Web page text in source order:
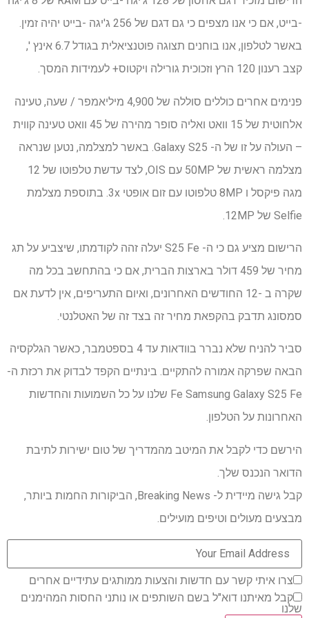
-בייט, אם כי אנו מצפים כי גם דגם של 256 ג'יגה -בייט יהיה זמין.
באשר לטלפון, אנו בוחנים תצוגה פוטנציאלית בגודל 6.7 אינץ ',
קצב רענון 120 הרץ וזכוכית גורילה ויקטוס+ לעמידות המסך.
פנימים אחרים כוללים סוללה של 4,900 מיליאמפר / שעה, טעינה
אלחוטית של 15 וואט ואליה סופר מהירה של 45 וואט טעינה קווית
– העולה על זו של ה- Galaxy S25. באשר למצלמה, נטען שנראה
מצלמה ראשית של 50MP עם OIS, לצד עדשת טלפוטו של 12
מגה פיקסל ו 8MP טלפוטו עם זום אופטי 3x. בתוספת מצלמת
Selfie של 12MP.
הרישום מציע גם כי ה- S25 Fe יעלה זהה לקודמתו, שיצביע על תג
מחיר של 459 דולר בארצות הברית, אם כי בהתחשב בכל מה
שקרה ב -12 החודשים האחרונים, ואיום התעריפים, אין לדעת אם
סמסונג תדבק בהקפאת מחיר זה בצד זה של האטלנטי.
סביר להניח שלא נברר בוודאות עד 4 בספטמבר, כאשר הגלקסיה
הבאה שפרקה אמורה להתקיים. בינתיים הקפד לבדוק את רכזת ה-
Fe Samsung Galaxy S25 Fe שלנו על כל השמועות והחדשות
האחרונות על הטלפון.
הירשם כדי לקבל את המיטב מהמדריך של טום ישירות לתיבת
הדואר הנכנס שלך.
קבל גישה מיידית ל- Breaking News, הביקורות החמות ביותר,
מבצעים מעולים וטיפים מועילים.
צרו איתי קשר עם חדשות והצעות ממותגים עתידיים אחרים
קבל מאיתנו דוא"ל בשם השותפים או נותני החסות המהימנים
שלנו